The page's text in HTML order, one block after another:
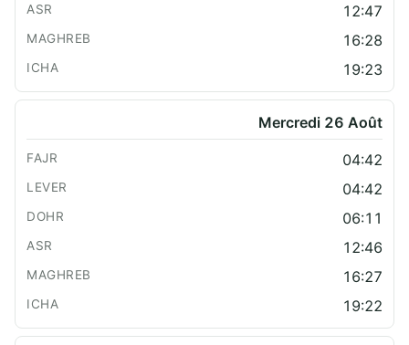
12:47
16:28
19:23
Mercredi 26 Août
04:42
04:42
06:11
12:46
16:27
19:22